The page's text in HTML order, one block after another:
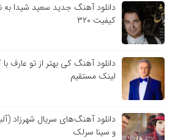
دانلود آهنگ جدید سعید شیدا
کیفیت ۳۲۰
دانلود آهنگ کی بهتر از تو عارف
لینک مستقیم
دانلود آهنگ‌های سریال شهرزاد
و سینا سرلک